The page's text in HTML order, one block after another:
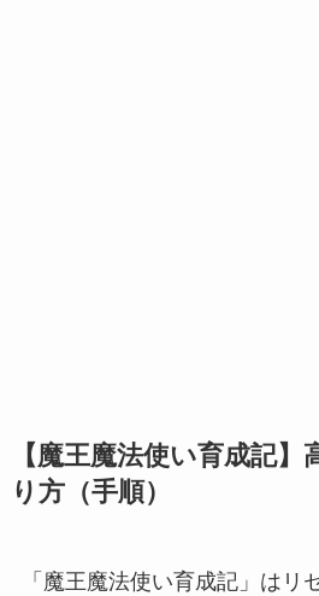
【魔王魔法使い育成記
り方（手順）
「魔王魔法使い育成記」はリ